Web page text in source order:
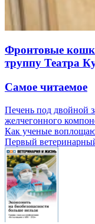
Фронтовые
труппу Театра
Самое читаемое
Печень под двойной
желчегонного
Как ученые
Первый